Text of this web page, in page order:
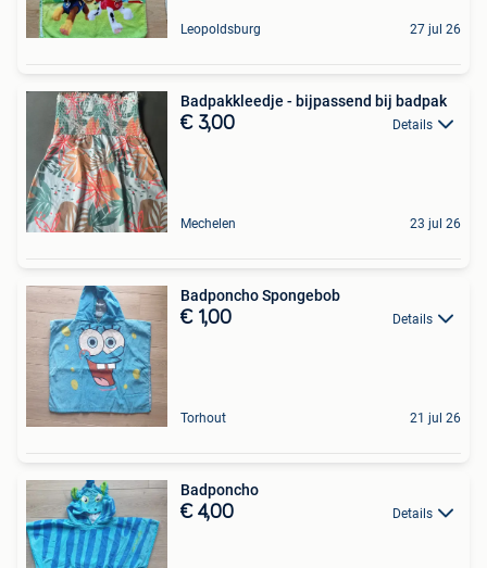
Leopoldsburg 27 jul 26
Badpakkleedje - bijpassend bij badpak
€ 3,00 Details
Mechelen 23 jul 26
Badponcho Spongebob
€ 1,00 Details
Torhout 21 jul 26
Badponcho
€ 4,00 Details